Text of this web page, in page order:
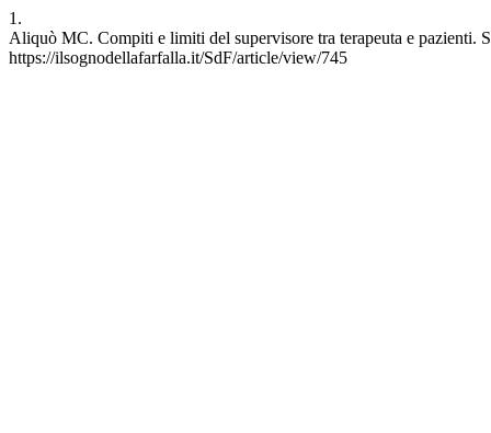
1.
Aliquò MC. Compiti e limiti del supervisore tra terapeuta e
https://ilsognodellafarfalla.it/SdF/article/view/745